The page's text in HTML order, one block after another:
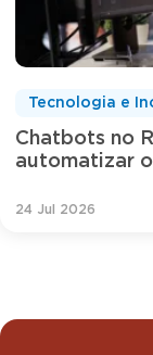
Chatbots no
automatizar
Tecnologia e
24 Jul 2026